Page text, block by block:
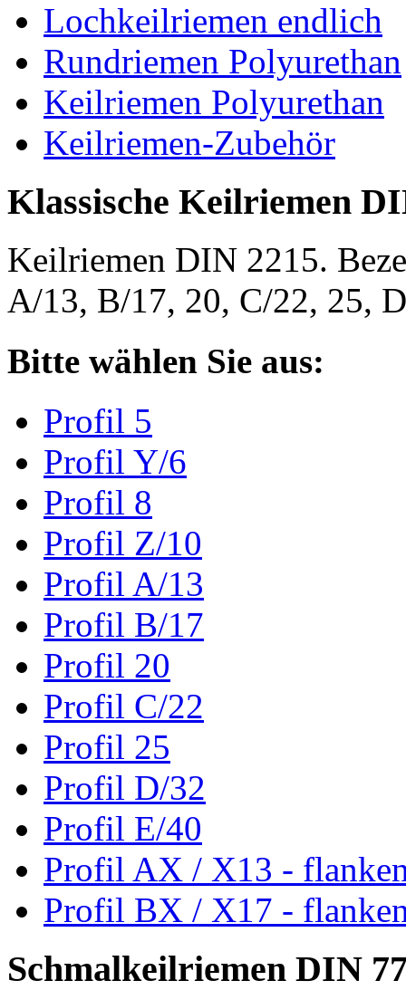
Lochkeilriemen endlich
Rundriemen Polyurethan
Keilriemen Polyurethan
Keilriemen-Zubehör
Klassische Keilriemen
Keilriemen DIN 2215.
A/13, B/17, 20, C/22, 25,
Bitte wählen Sie aus:
Profil 5
Profil Y/6
Profil 8
Profil Z/10
Profil A/13
Profil B/17
Profil 20
Profil C/22
Profil 25
Profil D/32
Profil E/40
Profil AX / X13 -
Profil BX / X17 -
Schmalkeilriemen DIN